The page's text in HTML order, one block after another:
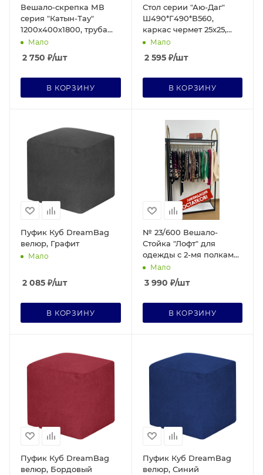
Вешало-скрепка МВ
серия "Катын-Тау"
1200х400х1800, труба
25х25 мм, Burgundy RAL
Мало
2 750 ₽/шт
В КОРЗИНУ
Стол серии "Аю-Даг"
Ш490*Г490*В560,
каркас чермет 25х25,
ЛДСП 16 мм Дуб крафт
Мало
2 595₽/шт
В КОРЗИНУ
Пуфик Куб DreamBag
велюр, Графит
Мало
2 085 ₽/шт
В КОРЗИНУ
№ 23/600 Вешало-
Стойка "Лофт" для
одежды с 2-мя полками
(металл черный/золото,
ЛДСП белый мрамор)
Мало
3 990 ₽/шт
В КОРЗИНУ
Пуфик Куб DreamBag
велюр, Бордовый
Пуфик Куб DreamBag
велюр, Синий